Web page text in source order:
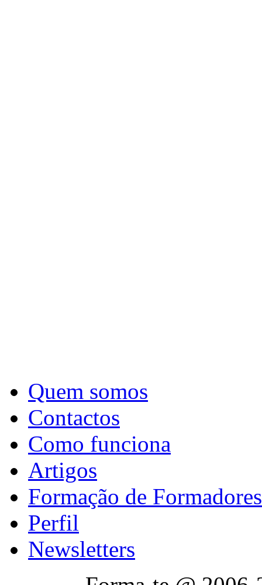
Quem somos
Contactos
Como funciona
Artigos
Formação de Formadores
Perfil
Newsletters